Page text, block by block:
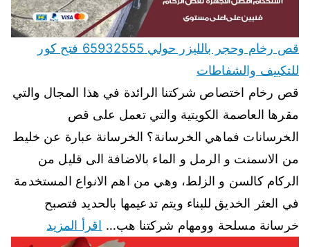
قص رخام وحجر بالليزر حولي 65932555 فتح كور
للتكييف والشفاطات
قص رخام اختصاص شركتنا الرائدة في هذا المجال والتي
مقرها العاصمة الكويتية والتي تعمل على قص
الخرسانات فماهي الخرسانة؟ الخرسانة عبارة عن خليط
من الاسمنت و الرمل و الماء بالاضافة الى قليل من
الركام كالسن و الزلط، وهي من اهم الانواع المستخدمة
في العثر الخديق للبناء ويتم تدعيمها بالحديد فتصبح
خرسانة مسلحة وومهام شركتنا هب… اقرأ المزيد